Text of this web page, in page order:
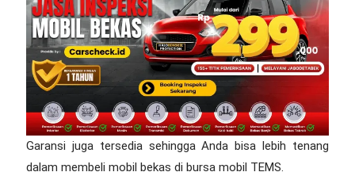
Garansi juga tersedia sehingga Anda bisa lebih tenang
dalam membeli mobil bekas di bursa mobil TEMS.